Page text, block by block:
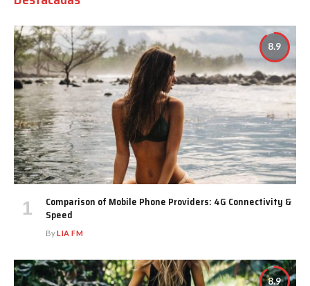
8.9
Comparison of Mobile Phone Providers: 4G Connectivity &
Speed
ByLIA FM
8.9